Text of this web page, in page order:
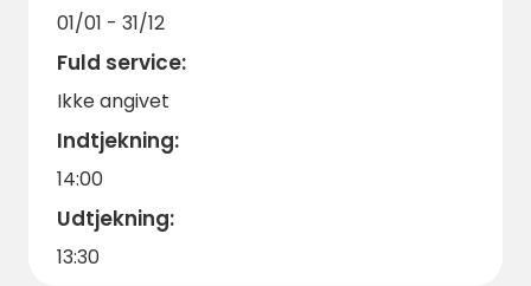
01/01 - 31/12
Fuld service:
Ikke angivet
Indtjekning:
14:00
Udtjekning:
13:30